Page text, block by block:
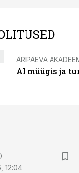
ÄRIPÄEVA
AI müügis ja
12:04